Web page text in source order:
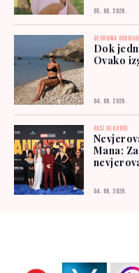
05. 08. 2026.
GEORGINA
Dok
Ovako
04. 08. 2026.
RUŠI REKORDE
Mana:
04. 08. 2026.